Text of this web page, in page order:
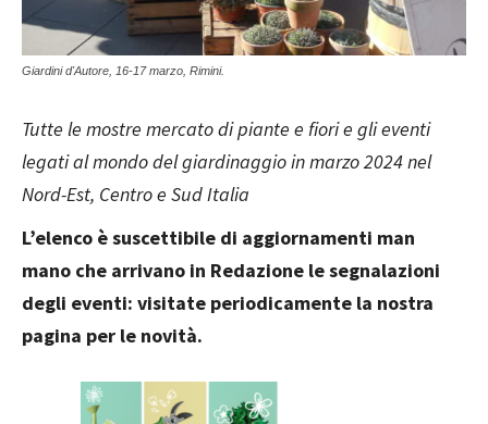
Giardini d'Autore, 16-17 marzo, Rimini.
Tutte le mostre mercato di piante e fiori e gli eventi
legati al mondo del giardinaggio in marzo 2024 nel
Nord-Est, Centro e Sud Italia
L’elenco è suscettibile di aggiornamenti man
mano che arrivano in Redazione le segnalazioni
degli eventi: visitate periodicamente la nostra
pagina per le novità.